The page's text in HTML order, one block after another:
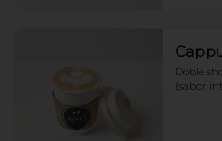
Doble
(sabor